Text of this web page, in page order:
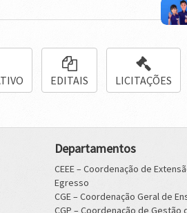
EDITAIS LICITAÇÕES
Departamentos
CEEE – Coordenação de
Egresso
CGE – Coordenação Geral de
CGP – Coordenação de Gestão